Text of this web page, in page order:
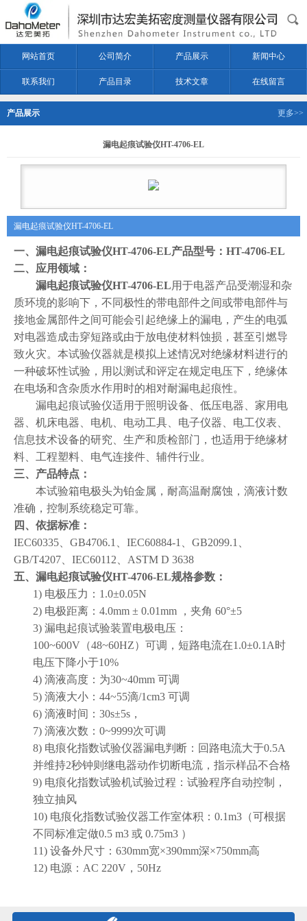
网站首页 公司简介 产品展示 新闻中心
联系我们 产品目录 技术文章 在线留言
产品展示 更多>>
漏电起痕试验仪HT-4706-EL
漏电起痕试验仪HT-4706-EL
一、 漏电起痕试验仪HT-4706-EL产品型号： HT-4706-EL
二、应用领域：
漏电起痕试验仪HT-4706-EL用于电器产品受潮湿和杂
质环境的影响下，不同极性的带电部件之间或带电部件与
接地金属部件之间可能会引起绝缘上的漏电 ， 产生的电弧
对电器造成击穿短路或由于放电使材料蚀损，甚至引燃导
致火灾。本试验仪器就是模拟上述情况对绝缘材料进行的
一种破坏性试验，用以测试和评定在规定电压下，绝缘体
在电场和含杂质水作用时的相对耐漏电起痕性。
漏电起痕试验仪适用于照明设备、低压电器、家用电
器、机床电器、电机、电动工具、电子仪器、电工仪表、
信息技术设备的研究、生产和质检部门，也适用于绝缘材
料、工程塑料、电气连接件、辅件行业。
三、产品特点：
本试验箱电极头为铂金属，耐高温耐腐蚀，滴液计数
准确，控制系统稳定可靠。
四、依据标准 ：
IEC60335、GB4706.1、IEC60884-1、GB2099.1、
GB/T4207、IEC60112、 ASTM D 3638
五、 漏电起痕试验仪HT-4706-EL规格参数：
1) 电极压力： 1.0±0.05N
2) 电极距离： 4.0mm ± 0.01mm ，夹角 60°±5
3) 漏电起痕试验装置电极电压：
100~600V （48~60HZ）可调，短路电流在1.0±0.1A时
电压下降小于10%
4) 滴液高度：为30~40mm 可调
5) 滴液大小： 44~55滴/1cm3 可调
6) 滴液时间： 30s±5s ，
7) 滴液次数： 0~9999次可调
8) 电痕化指数试验仪器漏电判断：回路电流大于0.5A
并维持2秒钟则继电器动作切断电流，指示样品不合格
9) 电痕化指数试验机试验过程：试验程序自动控制，
独立抽风
10) 电痕化指数试验仪器工作室体积： 0.1m3 （可根据
不同标准定做0.5 m3 或 0.75m3 ）
11) 设备外尺寸： 630mm宽×390mm深×750mm高
12) 电源： AC 220V ， 50Hz